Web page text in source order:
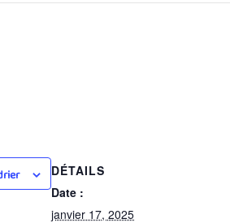
DÉTAILS
Date :
janvier 17, 2025